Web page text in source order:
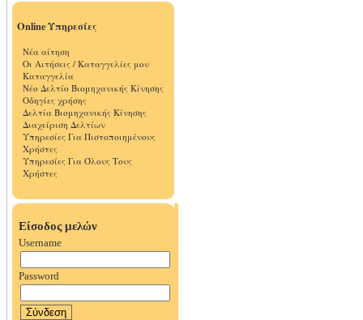
Online Υπηρεσίες
Νέα αίτηση
Οι Αιτήσεις / Καταγγελίες μου
Καταγγελία
Νέο Δελτίο Βιομηχανικής Κίνησης
Οδηγίες χρήσης
Δελτία Βιομηχανικής Κίνησης
Διαχείριση Δελτίων
Υπηρεσίες Για Πιστοποιημένους
Χρήστες
Υπηρεσίες Για Όλους Τους
Χρήστες